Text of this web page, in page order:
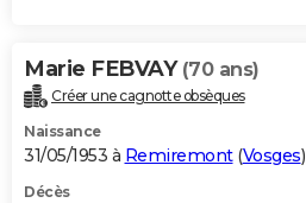
Marie FEBVAY (70 ans)
Créer une cagnotte obsèques
Naissance
31/05/1953 à Remiremont(Vosges)
Décès